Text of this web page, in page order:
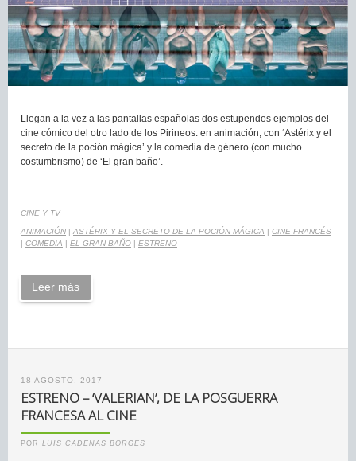
Llegan a la vez a las pantallas españolas dos estupendos ejemplos del
cine cómico del otro lado de los Pirineos: en animación, con ‘Astérix y el
secreto de la poción mágica’ y la comedia de género (con mucho
costumbrismo) de ‘El gran baño’.
CINE Y TV
ANIMACIÓN | ASTÉRIX Y EL SECRETO DE LA POCIÓN MÁGICA | CINE FRANCÉS
| COMEDIA | EL GRAN BAÑO | ESTRENO
Leer más
18 AGOSTO, 2017
ESTRENO – ‘VALERIAN’, DE LA POSGUERRA
FRANCESA AL CINE
POR LUIS CADENAS BORGES